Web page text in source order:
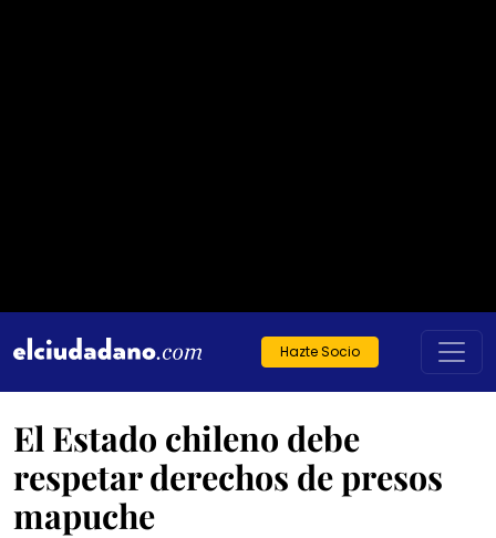
Hazte Socio
El Estado chileno debe
respetar derechos de presos
mapuche